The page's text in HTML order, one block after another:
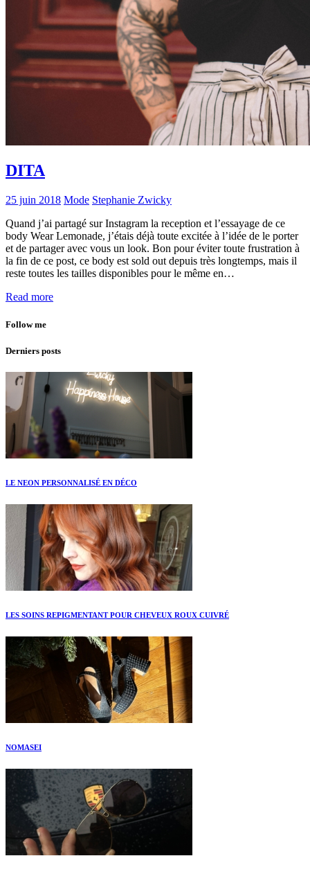
DITA
25 juin 2018 Mode Stephanie Zwicky
Quand j’ai partagé sur Instagram la reception et l’essayage de ce
body Wear Lemonade, j’étais déjà toute excitée à l’idée de le porter
et de partager avec vous un look. Bon pour éviter toute frustration à
la fin de ce post, ce body est sold out depuis très longtemps, mais il
reste toutes les tailles disponibles pour le même en…
Read more
Follow me
Derniers posts
LE NEON PERSONNALISÉ EN DÉCO
LES SOINS REPIGMENTANT POUR CHEVEUX ROUX CUIVRÉ
NOMASEI